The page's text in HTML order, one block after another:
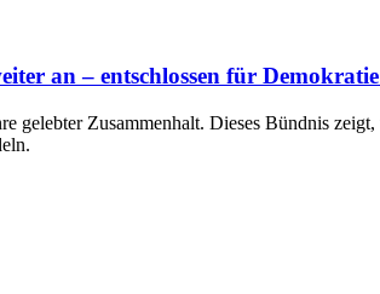
an – entschlossen für
gelebter Zusammenhalt. Dieses Bündnis